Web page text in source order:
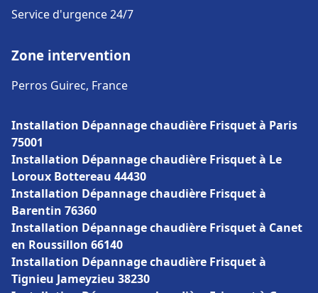
Service d'urgence 24/7
Zone intervention
Perros Guirec, France
Installation Dépannage chaudière Frisquet à Paris
75001
Installation Dépannage chaudière Frisquet à Le
Loroux Bottereau 44430
Installation Dépannage chaudière Frisquet à
Barentin 76360
Installation Dépannage chaudière Frisquet à Canet
en Roussillon 66140
Installation Dépannage chaudière Frisquet à
Tignieu Jameyzieu 38230